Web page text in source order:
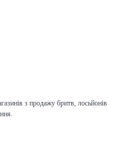
з продажу бритв, лосьйонів